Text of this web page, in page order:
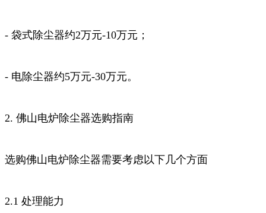
- 袋式除尘器约2万元-10万元；
- 电除尘器约5万元-30万元。
2. 佛山电炉除尘器选购指南
选购佛山电炉除尘器需要考虑以下几个方面
2.1 处理能力